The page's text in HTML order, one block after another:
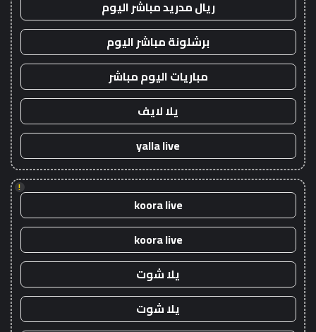
ريال مدريد مباشر اليوم
برشلونة مباشر اليوم
مباريات اليوم مباشر
يلا لايف
yalla live
!
koora live
koora live
يلا شوت
يلا شوت